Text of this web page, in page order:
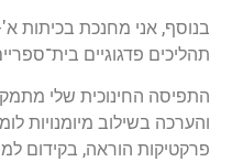
בנוסף, אני מחנכת בכיתות
תהליכים פדגוגיים
התפיסה החינוכית שלי
והערכה בשילוב מיומנויות
פרקטיקות הוראה, בקידום